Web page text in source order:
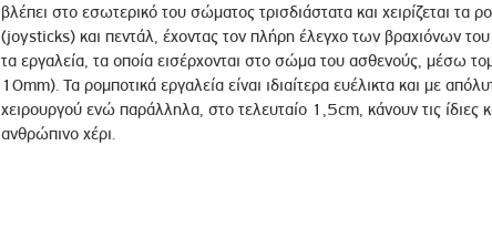
βλέπει στο εσωτερικό του σώματος τρισδιάστατα και χειρίζεται τα
(joysticks) και πεντάλ, έχοντας τον πλήρη έλεγχο των βραχιόνων
τα εργαλεία, τα οποία εισέρχονται στο σώμα του ασθενούς, μέσω
10mm). Τα ρομποτικά εργαλεία είναι ιδιαίτερα ευέλικτα και με
χειρουργού ενώ παράλληλα, στο τελευταίο 1,5cm, κάνουν τις ίδιες
ανθρώπινο χέρι.